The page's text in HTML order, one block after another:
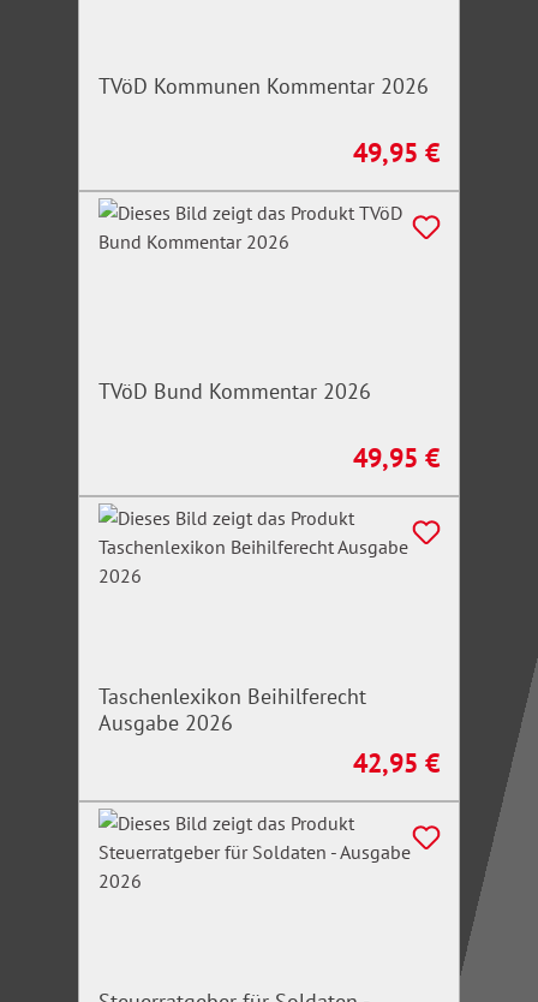
TVöD Kommunen Kommentar 2026
Regulärer Preis:
49,95 €
TVöD Bund Kommentar 2026
Regulärer Preis:
49,95 €
Taschenlexikon Beihilferecht
Ausgabe 2026
Regulärer Preis:
42,95 €